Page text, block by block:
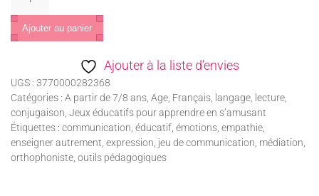
Feelings
Ajouter au panier
Ajouter à la liste d’envies
UGS : 3770000282368
Catégories : A partir de 7/8 ans, Age, Français, langage, lecture,
conjugaison, Jeux éducatifs pour apprendre en s’amusant
Étiquettes : communication, éducatif, émotions, empathie,
enseigner autrement, expression, jeu de communication, médiation,
orthophoniste, outils pédagogiques